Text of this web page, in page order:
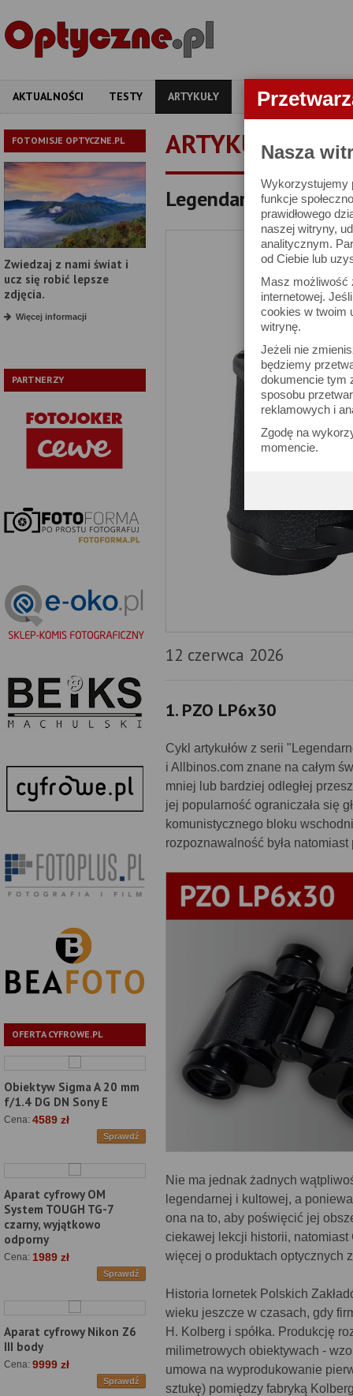
Nasza
Wykorzystujemy
funkcje
prawidłowego
naszej witryny,
analitycznym.
od Ciebie lub
Masz możliwość
internetowej.
cookies w twoim
witrynę.
Jeżeli nie
będziemy
dokumencie tym
sposobu
reklamowych i
Zgodę na
momencie.
AKTUALNOŚCI TESTY ARTYKUŁY APARATY
FOTOMISJE OPTYCZNE.PL
Zwiedzaj z nami świat i
ucz się robić lepsze
zdjęcia.
Więcej informacji
PARTNERZY
OFERTA CYFROWE.PL
Obiektyw Sigma A 20 mm
f/1.4 DG DN Sony E
Cena: 4589 zł
Sprawdź
Aparat cyfrowy OM
System TOUGH TG-7
czarny, wyjątkowo
odporny
Cena: 1989 zł
Sprawdź
Aparat cyfrowy Nikon Z6
III body
Cena: 9999 zł
Sprawdź
ARTYKUŁY
Legendarne lornetki
12 czerwca 2026
1. PZO LP6x30
Cykl artykułów z serii
i Allbinos.com znane na całym
mniej lub bardziej odległej
jej popularność ograniczała się
komunistycznego bloku
rozpoznawalność była
Nie ma jednak żadnych
legendarnej i kultowej, a
ona na to, aby poświęcić jej
ciekawej lekcji historii,
więcej o produktach optycznych
Historia lornetek Polskich
wieku jeszcze w czasach, gdy
H. Kolberg i spółka. Produkcję
milimetrowych obiektywach -
umowa na wyprodukowanie
sztukę) pomiędzy fabryką